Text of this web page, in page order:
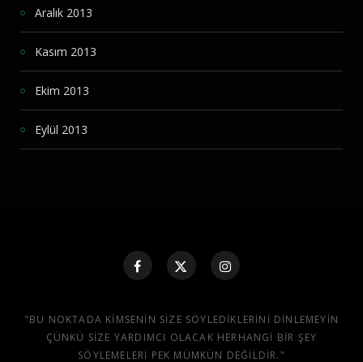
Aralık 2013
Kasım 2013
Ekim 2013
Eylül 2013
"BU NOKTADA KIMSENIN SIZE SÖYLEDIKLERINI DINLEMEYIN
ÇÜNKÜ SIZE YARDIMCI OLACAK HERHANGI BIR ŞEY
SÖYLEMELERI PEK MÜMKÜN DEĞILDIR."